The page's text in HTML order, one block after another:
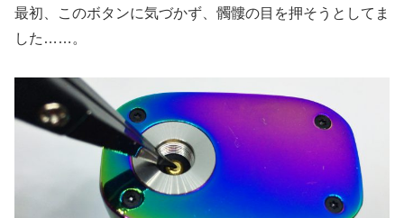
最初、このボタンに気づかず、髑髏の目を押そうとしてま
した……。